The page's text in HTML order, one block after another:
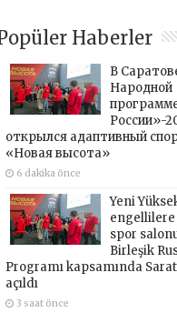
Haberler
В
Народной
России»-
открылся адаптивный
«Новая высота»
6 dakika önce
Yeni
spor
Birleşik
Programı kapsamında
açıldı
3 saat önce